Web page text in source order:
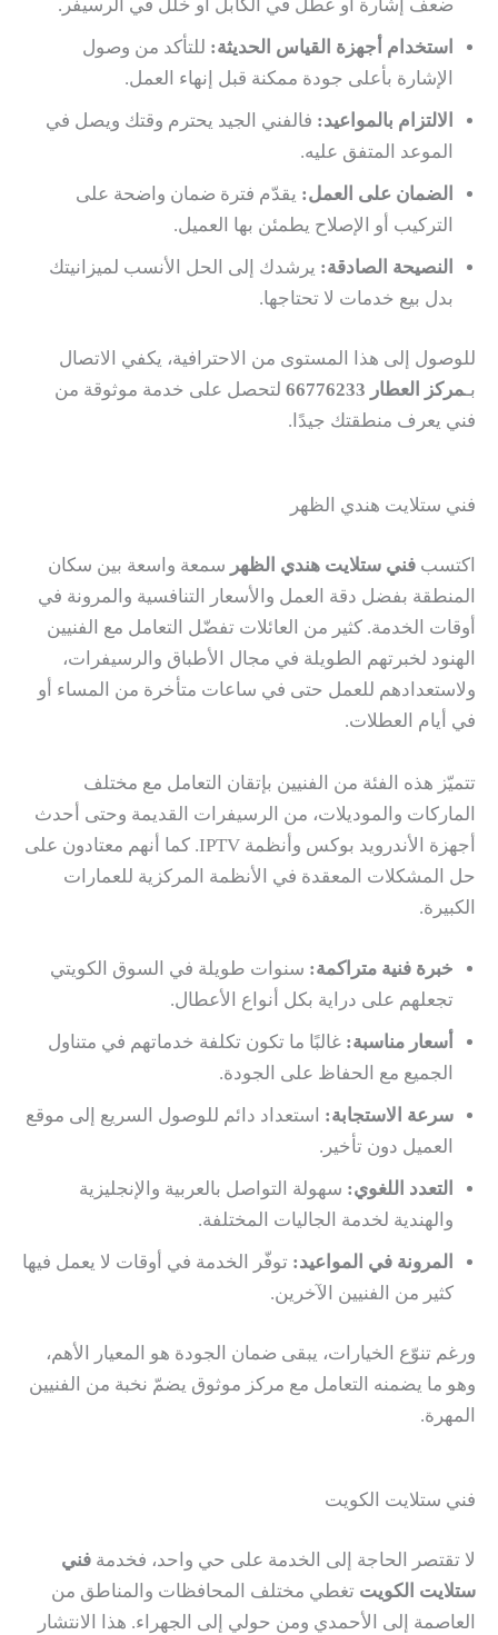
ضعف إشارة أو عطل في الكابل أو خلل في الرسيفر.
استخدام أجهزة القياس الحديثة: للتأكد من وصول
الإشارة بأعلى جودة ممكنة قبل إنهاء العمل.
الالتزام بالمواعيد: فالفني الجيد يحترم وقتك ويصل في
الموعد المتفق عليه.
الضمان على العمل: يقدّم فترة ضمان واضحة على
التركيب أو الإصلاح يطمئن بها العميل.
النصيحة الصادقة: يرشدك إلى الحل الأنسب لميزانيتك
بدل بيع خدمات لا تحتاجها.
للوصول إلى هذا المستوى من الاحترافية، يكفي الاتصال
بـمركز العطار 66776233
لتحصل على خدمة موثوقة من
فني يعرف منطقتك جيدًا.
فني ستلايت هندي الظهر
اكتسب فني ستلايت هندي الظهر سمعة واسعة بين سكان
المنطقة بفضل دقة العمل والأسعار التنافسية والمرونة في
أوقات الخدمة. كثير من العائلات تفضّل التعامل مع الفنيين
الهنود لخبرتهم الطويلة في مجال الأطباق والرسيفرات،
ولاستعدادهم للعمل حتى في ساعات متأخرة من المساء أو
في أيام العطلات.
تتميّز هذه الفئة من الفنيين بإتقان التعامل مع مختلف
الماركات والموديلات، من الرسيفرات القديمة وحتى أحدث
أجهزة الأندرويد بوكس وأنظمة IPTV. كما أنهم معتادون على
حل المشكلات المعقدة في الأنظمة المركزية للعمارات
الكبيرة.
خبرة فنية متراكمة: سنوات طويلة في السوق الكويتي
تجعلهم على دراية بكل أنواع الأعطال.
أسعار مناسبة: غالبًا ما تكون تكلفة خدماتهم في متناول
الجميع مع الحفاظ على الجودة.
سرعة الاستجابة: استعداد دائم للوصول السريع إلى موقع
العميل دون تأخير.
التعدد اللغوي: سهولة التواصل بالعربية والإنجليزية
والهندية لخدمة الجاليات المختلفة.
المرونة في المواعيد: توفّر الخدمة في أوقات لا يعمل فيها
كثير من الفنيين الآخرين.
ورغم تنوّع الخيارات، يبقى ضمان الجودة هو المعيار الأهم،
وهو ما يضمنه التعامل مع مركز موثوق يضمّ نخبة من الفنيين
المهرة.
فني ستلايت الكويت
لا تقتصر الحاجة إلى الخدمة على حي واحد، فخدمة فني
ستلايت الكويت تغطي مختلف المحافظات والمناطق من
العاصمة إلى الأحمدي ومن حولي إلى الجهراء. هذا الانتشار